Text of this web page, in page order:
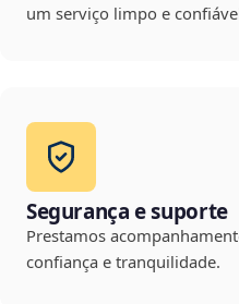
um serviço limpo e
Segurança e suporte
Prestamos
confiança e tranquilidade.